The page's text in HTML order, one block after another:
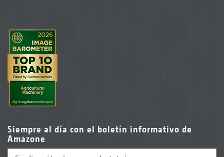
Siempre al día con el boletín informativo de
Amazone